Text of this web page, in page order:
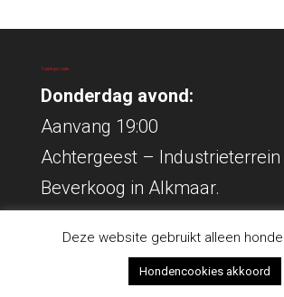
Trainingslocatie
Donderdag avond:
Aanvang 19:00
Achtergeest – Industrieterrein
Beverkoog in Alkmaar.
Deze website gebruikt alleen
Hondencookies akkoord